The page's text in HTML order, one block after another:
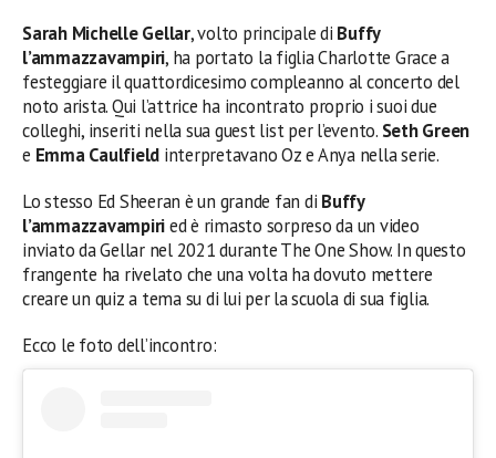
Sarah Michelle Gellar, volto principale di Buffy
l’ammazzavampiri, ha portato la figlia Charlotte Grace a
festeggiare il quattordicesimo compleanno al concerto del
noto arista. Qui l’attrice ha incontrato proprio i suoi due
colleghi, inseriti nella sua guest list per l’evento. Seth Green
e Emma Caulfield interpretavano Oz e Anya nella serie.
Lo stesso Ed Sheeran è un grande fan di Buffy
l’ammazzavampiried è rimasto sorpreso da un video
inviato da Gellar nel 2021 durante The One Show. In questo
frangente ha rivelato che una volta ha dovuto mettere
creare un quiz a tema su di lui per la scuola di sua figlia.
Ecco le foto dell’incontro: